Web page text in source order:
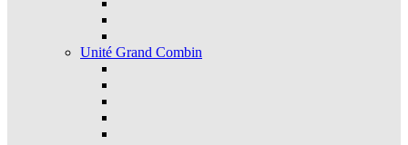
Unité Grand Combin